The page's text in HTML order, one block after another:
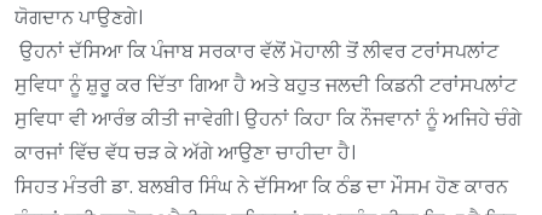
ਯੋਗਦਾਨ ਪਾਉਣਗੇ।
ਉਹਨਾਂ ਦੱਸਿਆ ਕਿ ਪੰਜਾਬ ਸਰਕਾਰ ਵੱਲੋਂ ਮੋਹਾਲੀ ਤੋਂ ਲੀਵਰ ਟਰਾਂਸਪਲਾਂਟ
ਸੁਵਿਧਾ ਨੂੰ ਸ਼ੁਰੂ ਕਰ ਦਿੱਤਾ ਗਿਆ ਹੈ ਅਤੇ ਬਹੁਤ ਜਲਦੀ ਕਿਡਨੀ ਟਰਾਂਸਪਲਾਂਟ
ਸੁਵਿਧਾ ਵੀ ਆਰੰਭ ਕੀਤੀ ਜਾਵੇਗੀ। ਉਹਨਾਂ ਕਿਹਾ ਕਿ ਨੌਜਵਾਨਾਂ ਨੂੰ ਅਜਿਹੇ ਚੰਗੇ
ਕਾਰਜਾਂ ਵਿੱਚ ਵੱਧ ਚੜ ਕੇ ਅੱਗੇ ਆਉਣਾ ਚਾਹੀਦਾ ਹੈ।
ਸਿਹਤ ਮੰਤਰੀ ਡਾ. ਬਲਬੀਰ ਸਿੰਘ ਨੇ ਦੱਸਿਆ ਕਿ ਠੰਡ ਦਾ ਮੌਸਮ ਹੋਣ ਕਾਰਨ